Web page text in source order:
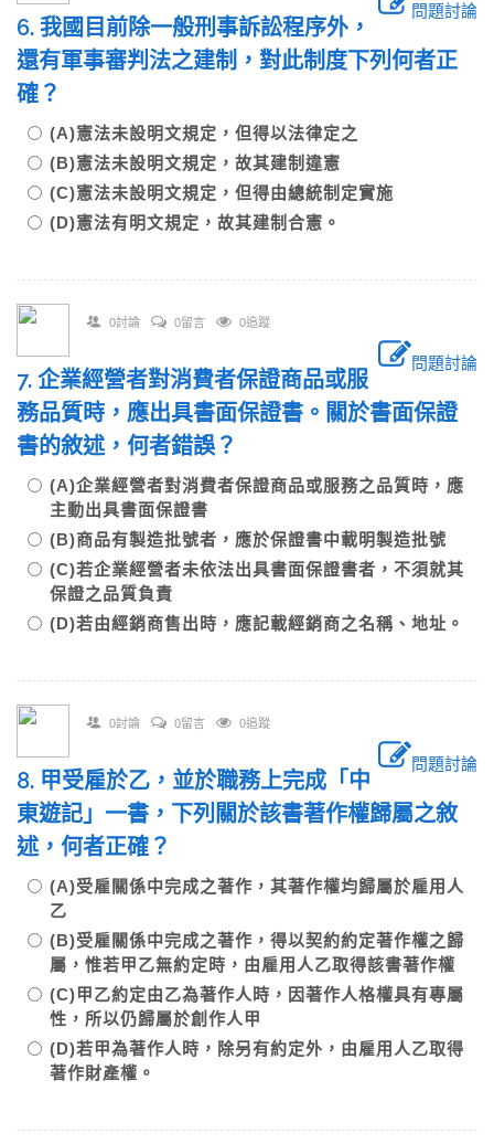
問題討論
6. 我國目前除一般刑事訴訟程序外，
還有軍事審判法之建制，對此制度下列何者正
確？
(A)憲法未設明文規定，但得以法律定之
(B)憲法未設明文規定，故其建制違憲
(C)憲法未設明文規定，但得由總統制定實施
(D)憲法有明文規定，故其建制合憲。
0討論 0留言 0追蹤
問題討論
7. 企業經營者對消費者保證商品或服
務品質時，應出具書面保證書。關於書面保證
書的敘述，何者錯誤？
(A)企業經營者對消費者保證商品或服務之品質時，應
主動出具書面保證書
(B)商品有製造批號者，應於保證書中載明製造批號
(C)若企業經營者未依法出具書面保證書者，不須就其
保證之品質負責
(D)若由經銷商售出時，應記載經銷商之名稱、地址。
0討論 0留言 0追蹤
問題討論
8. 甲受雇於乙，並於職務上完成「中
東遊記」一書，下列關於該書著作權歸屬之敘
述，何者正確？
(A)受雇關係中完成之著作，其著作權均歸屬於雇用人
乙
(B)受雇關係中完成之著作，得以契約約定著作權之歸
屬，惟若甲乙無約定時，由雇用人乙取得該書著作權
(C)甲乙約定由乙為著作人時，因著作人格權具有專屬
性，所以仍歸屬於創作人甲
(D)若甲為著作人時，除另有約定外，由雇用人乙取得
著作財產權。